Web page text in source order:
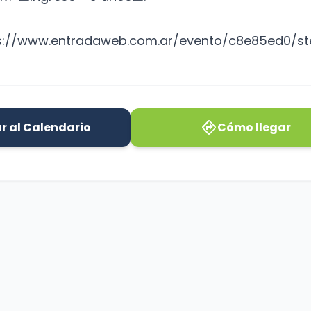
www.entradaweb.com.ar/evento/c8e85ed0/
al Calendario directionsCómo llegar